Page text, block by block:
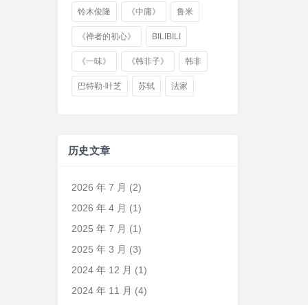
铃木俊隆 《中庸》 鲁米
《禅者的初心》 BILIBILI
《一味》 《韩非子》 韩非
巴特勒·叶芝 苏轼 法家
历史文章
2026 年 7 月 (2)
2026 年 4 月 (1)
2025 年 7 月 (1)
2025 年 3 月 (3)
2024 年 12 月 (1)
2024 年 11 月 (4)